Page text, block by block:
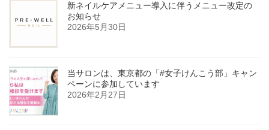
新ネイルケアメニュー導入に伴うメニュー改定の
お知らせ
2026年5月30日
当サロンは、東京都の「#女子けんこう部」キャン
ペーンに参加しています
2026年2月27日